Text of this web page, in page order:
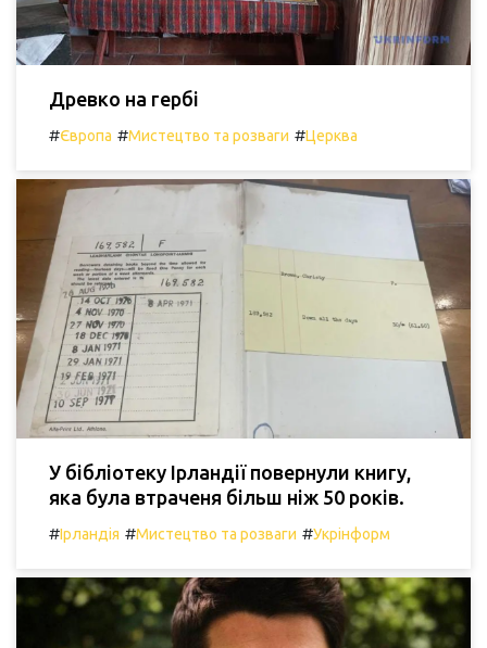
Древко на гербі
#Європа #Мистецтво та розваги #Церква
У бібліотеку Ірландії повернули книгу,
яка була втраченя більш ніж 50 років.
#Ірландія #Мистецтво та розваги #Укрінформ